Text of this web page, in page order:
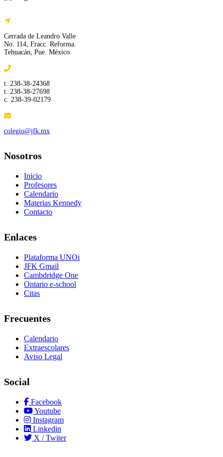
Cerrada de Leandro Valle
No. 114, Fracc. Reforma.
Tehuacán, Pue. México.
t. 238-38-24368
t. 238-38-27698
c. 238-39-02179
colegio@jfk.mx
Nosotros
Inicio
Profesores
Calendario
Materias Kennedy
Contacto
Enlaces
Plataforma UNOi
JFK Gmail
Cambdridge One
Ontario e-school
Citas
Frecuentes
Calendario
Extraescolares
Aviso Legal
Social
Facebook
Youtube
Instagram
Linkedin
X / Twiter